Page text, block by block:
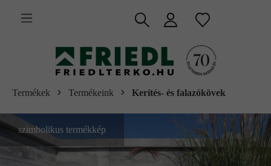
tartalomra
Termékek Termékeink Kerítés- és falazókövek
szimbolikus termékkép